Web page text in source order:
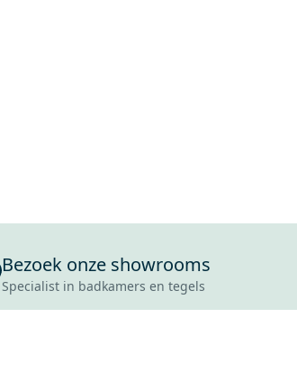
Bezoek onze showrooms
Specialist in badkamers en tegels